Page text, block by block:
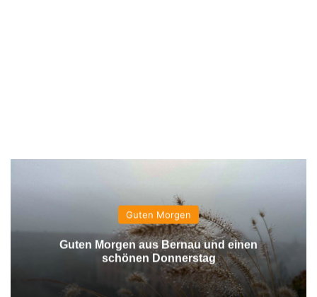
Guten Morgen
Guten Morgen aus Bernau und einen
schönen Donnerstag